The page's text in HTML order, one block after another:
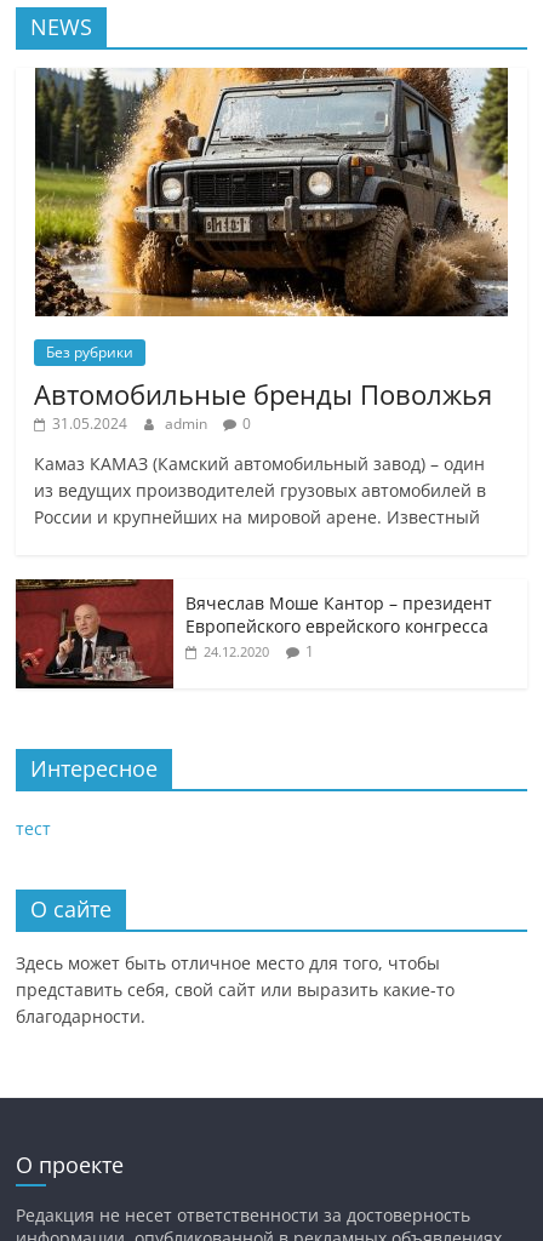
NEWS
Без рубрики
Автомобильные бренды Поволжья
31.05.2024 admin 0
Камаз КАМАЗ (Камский автомобильный завод) – один
из ведущих производителей грузовых автомобилей в
России и крупнейших на мировой арене. Известный
Вячеслав Моше Кантор – президент
Европейского еврейского конгресса
24.12.2020 1
Интересное
тест
О сайте
Здесь может быть отличное место для того, чтобы
представить себя, свой сайт или выразить какие-то
благодарности.
О проекте
Редакция не несет ответственности за достоверность